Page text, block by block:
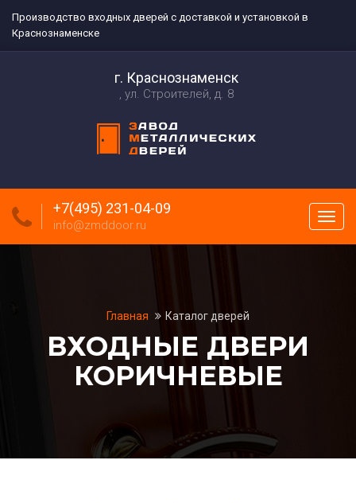
Производство входных дверей с доставкой и установкой в
Краснознаменске
г. Краснознаменск
ул. Строителей, д. 8
меню
+7(495) 231-04-09
info@zmddoor.ru
Главная Каталог дверей
ВХОДНЫЕ ДВЕРИ
КОРИЧНЕВЫЕ